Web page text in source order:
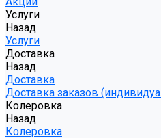
Услуги
Назад
Услуги
Доставка
Назад
Доставка
Доставка заказов
Колеровка
Назад
Колеровка